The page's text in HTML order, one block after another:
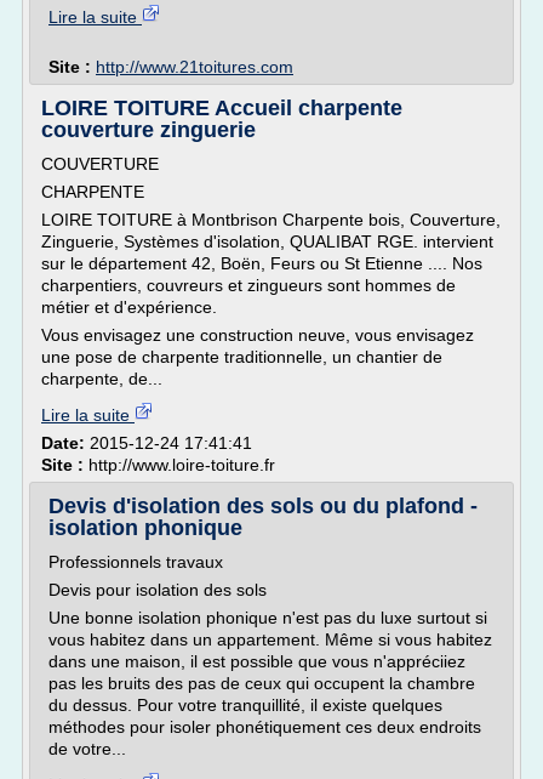
Lire la suite
Site : http://www.21toitures.com
LOIRE TOITURE Accueil charpente
couverture zinguerie
COUVERTURE
CHARPENTE
LOIRE TOITURE à Montbrison Charpente bois, Couverture,
Zinguerie, Systèmes d'isolation, QUALIBAT RGE. intervient
sur le département 42, Boën, Feurs ou St Etienne .... Nos
charpentiers, couvreurs et zingueurs sont hommes de
métier et d'expérience.
Vous envisagez une construction neuve, vous envisagez
une pose de charpente traditionnelle, un chantier de
charpente, de...
Lire la suite
Date: 2015-12-24 17:41:41
Site : http://www.loire-toiture.fr
Devis d'isolation des sols ou du plafond -
isolation phonique
Professionnels travaux
Devis pour isolation des sols
Une bonne isolation phonique n'est pas du luxe surtout si
vous habitez dans un appartement. Même si vous habitez
dans une maison, il est possible que vous n'appréciiez
pas les bruits des pas de ceux qui occupent la chambre
du dessus. Pour votre tranquillité, il existe quelques
méthodes pour isoler phonétiquement ces deux endroits
de votre...